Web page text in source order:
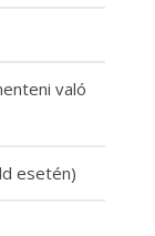
való
esetén)